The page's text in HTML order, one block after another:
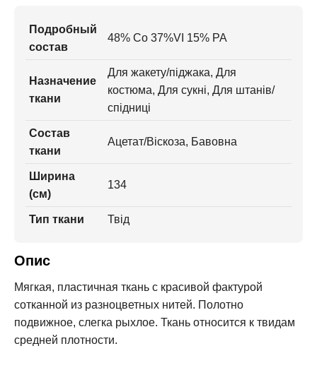
Подробный
состав
48% Сo 37%VI 15% PA
Назначение
ткани
Для жакету/піджака, Для
костюма, Для сукні, Для штанів/
спідниці
Состав
ткани
Ацетат/Віскоза, Бавовна
Ширина
(см)
134
Тип ткани Твід
Опис
Мягкая, пластичная ткань с красивой фактурой
сотканной из разноцветных нитей. Полотно
подвижное, слегка рыхлое. Ткань относится к твидам
средней плотности.